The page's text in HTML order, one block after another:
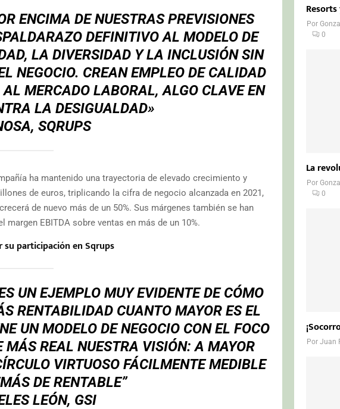
ENCIMA DE NUESTRAS PREVISIONES
DEFINITIVO AL MODELO DE
LA DIVERSIDAD Y LA INCLUSIÓN SIN
NEGOCIO. CREAN EMPLEO DE CALIDAD
MERCADO LABORAL, ALGO CLAVE EN
LA DESIGUALDAD»
SQRUPS
ha mantenido una trayectoria de elevado crecimiento y
de euros, triplicando la cifra de negocio alcanzada en 2021,
de nuevo más de un 50%. Sus márgenes también se han
EBITDA sobre ventas en más de un 10%.
su participación en Sqrups
UN EJEMPLO MUY EVIDENTE DE CÓMO
RENTABILIDAD CUANTO MAYOR ES EL
UN MODELO DE NEGOCIO CON EL FOCO
MÁS REAL NUESTRA VISIÓN: A MAYOR
VIRTUOSO FÁCILMENTE MEDIBLE
DE RENTABLE”
LEÓN, GSI
Por
0
La
Por
0
PorJuan